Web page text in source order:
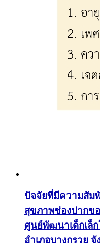
ปัจจัยที่มีความสัม
สุขภาพช่องปากข
ศูนย์พัฒนาเด็กเล็ก
อำเภอบางกรวย